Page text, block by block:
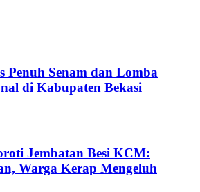
Penuh Senam dan Lomba
di Kabupaten Bekasi
Jembatan Besi KCM:
Warga Kerap Mengeluh